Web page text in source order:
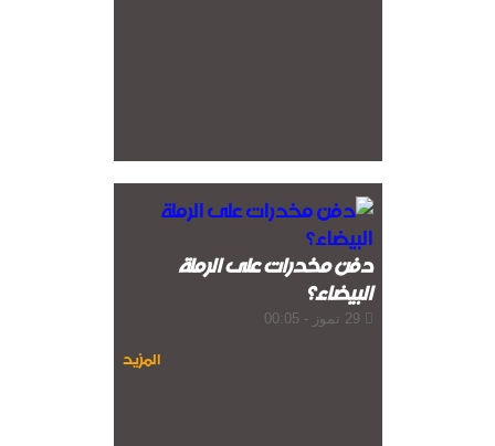
دفن مخدرات على الرملة
البيضاء؟
المزيد